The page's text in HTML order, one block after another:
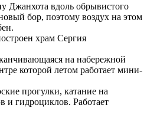
Джанхота вдоль обрывистого
бор, поэтому воздух на этом
храм Сергия
на набережной
которой летом работает мини-
прогулки, катание на
и гидроциклов. Работает